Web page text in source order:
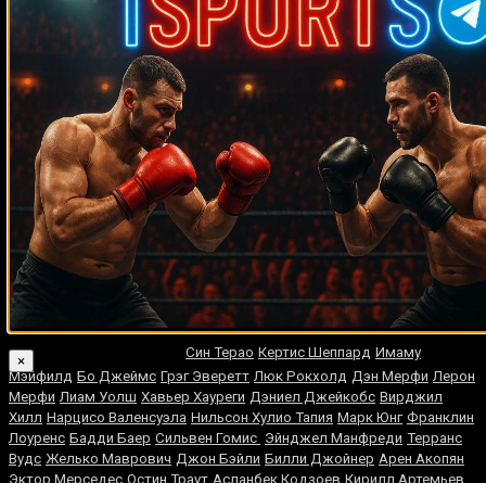
Ляяляляляояо onСмотреть UFC 324: Гэйтжи –
Пимблетт
Medik onСмотреть UFC 322 Делла Маддалена –
Махачев
Случайные боксеры
Кен Нортон Уильям Джоппи Эдди Крофт Макото Футигами Ленин
Кастильо Френк Люкс Грегорио Варгас Джимми Слэйд Жосиель
Силва
Эктор Веласкес Гленн Вольф Риджис Прогрейс Muhammad
Норберто Руфино Кабрера Джесси Бенавидес
Риддик Боу Син Терао Кертис Шеппард Имаму
Мэйфилд Бо Джеймс Грэг Эверетт Люк Рокхолд Дэн Мерфи Лерон
Мерфи Лиам Уолш Хавьер Хауреги Дэниел Джейкобс Вирджил
Хилл Нарцисо Валенсуэла Нильсон Хулио Тапия Марк Юнг Франклин
Лоуренс Бадди Баер Сильвен Гомис Эйнджел Манфреди Терранс
Вудс Желько Маврович Джон Бэйли Билли Джойнер Арен Акопян
Эктор Мерседес Остин Траут Асланбек Кодзоев Кирилл Артемьев
×